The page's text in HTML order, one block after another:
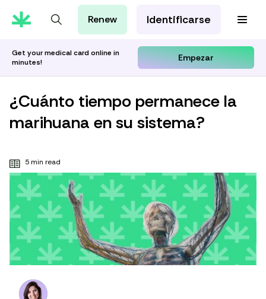
Orientación Cannábica
Aprenda con Leafwell
Renew Identificarse
Get your medical card online in
minutes!
Empezar
¿Cuánto tiempo permanece la
marihuana en su sistema?
5 min read